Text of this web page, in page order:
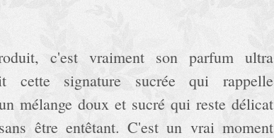
c'est vraiment son parfum ultra
cette signature sucrée qui rappelle
mélange doux et sucré qui reste délicat
être entêtant. C'est un vrai moment